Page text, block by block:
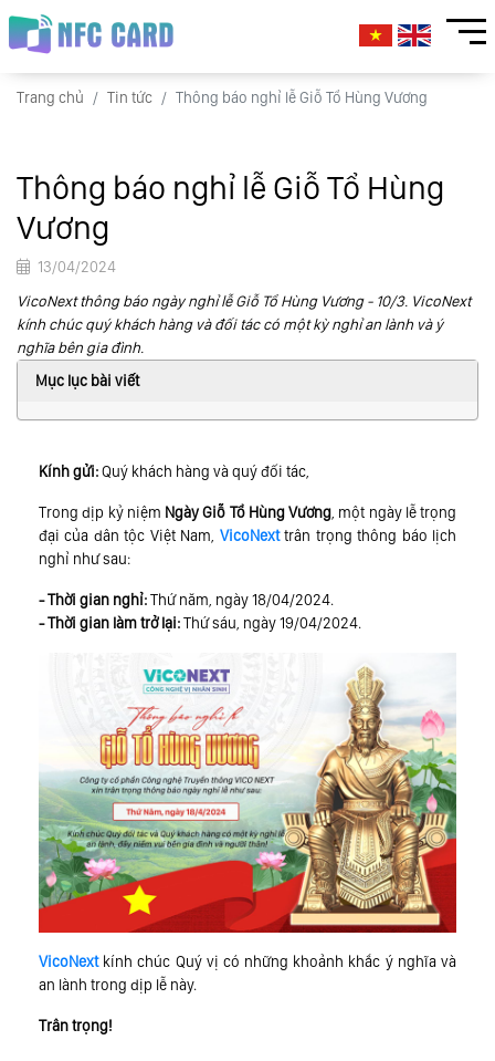
Trang chủ Tin tức Thông báo nghỉ lễ Giỗ Tổ Hùng Vương
Thông báo nghỉ lễ Giỗ Tổ Hùng
Vương
13/04/2024
VicoNext thông báo ngày nghỉ lễ Giỗ Tổ Hùng Vương - 10/3. VicoNext
kính chúc quý khách hàng và đối tác có một kỳ nghỉ an lành và ý
nghĩa bên gia đình.
Mục lục bài viết
Kính gửi:Quý khách hàng và quý đối tác,
Trong dịp kỷ niệm Ngày Giỗ Tổ Hùng Vương , một ngày lễ trọng
đại của dân tộc Việt Nam, VicoNexttrân trọng thông báo lịch
nghỉ như sau:
- Thời gian nghỉ:Thứ năm, ngày 18/04/2024.
- Thời gian làm trở lại:Thứ sáu, ngày 19/04/2024.
VicoNextkính chúc Quý vị có những khoảnh khắc ý nghĩa và
an lành trong dịp lễ này.
Trân trọng!